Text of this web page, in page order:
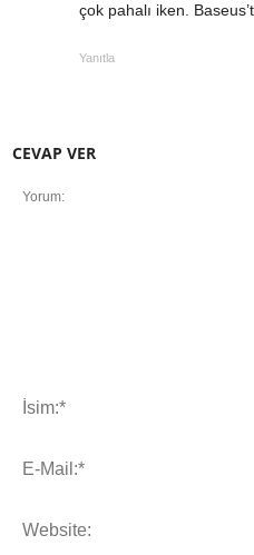
çok pahalı iken.
Yanıtla
CEVAP VER